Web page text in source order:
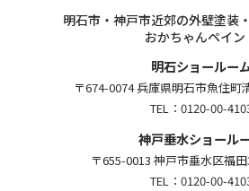
明石市・神戸市近郊の外壁塗装
おかちゃんペイン
明石ショールー
〒674-0074 兵庫県明石市魚住町
TEL： 0120-00-
神戸垂水ショール
〒655-0013 神戸市垂水区福
TEL： 0120-00-